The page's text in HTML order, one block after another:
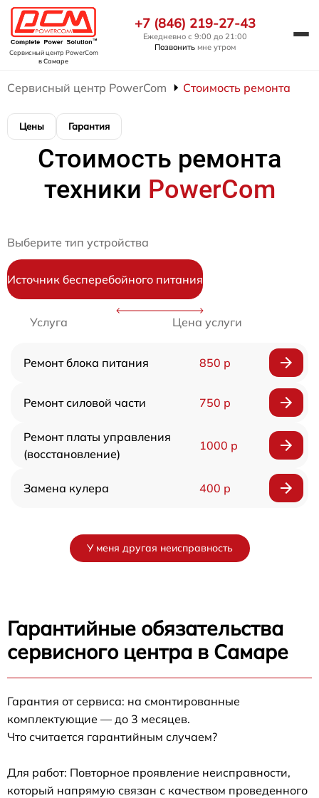
Сервисный центр PowerCom
в Самаре
+7 (846) 219-27-43
Ежедневно с 9:00 до 21:00
Позвонить мне утром
Сервисный центр PowerCom Стоимость ремонта
Цены Гарантия
Стоимость ремонта
техники PowerCom
Выберите тип устройства
Источник бесперебойного питания
Услуга Цена услуги
Ремонт блока питания 850 р
Ремонт силовой части 750 р
Ремонт платы управления
(восстановление)
1000 р
Замена кулера 400 р
У меня другая неисправность
Гарантийные обязательства
сервисного центра в Самаре
Гарантия от сервиса: на смонтированные
комплектующие — до 3 месяцев.
Что считается гарантийным случаем?
Для работ: Повторное проявление неисправности,
который напрямую связан с качеством проведенного